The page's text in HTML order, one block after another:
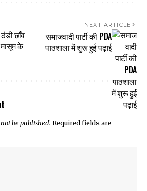
छाँव
के
NEXT ARTICLE
समाजवादी पार्टी की PDA
पाठशाला में शुरू हुई पढ़ाई
be published. Required fields are